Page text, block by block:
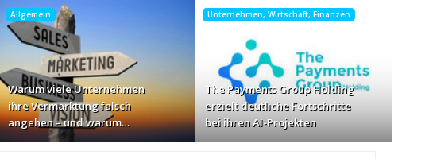
Allgemein
Warum viele Unternehmen
ihre Vermarktung falsch
angehen – und warum…
Unternehmen, Wirtschaft, Finanzen
The Payments Group Holding
erzielt deutliche Fortschritte
bei ihren AI-Projekten